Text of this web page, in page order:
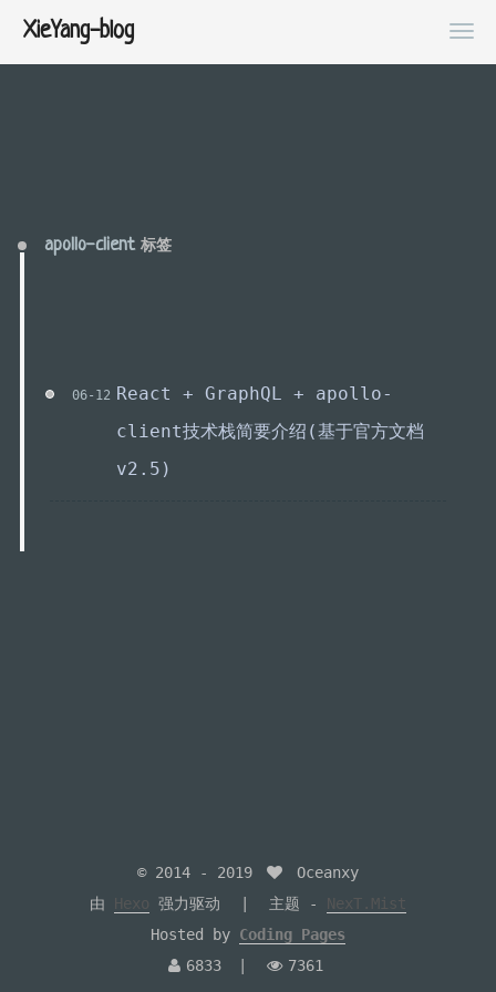
XieYang-blog
apollo-client 标签
React + GraphQL + apollo-
client技术栈简要介绍(基于官方文档
v2.5)
06-12
© 2014 - 2019
Oceanxy
由 Hexo 强力驱动 主题 - NexT.Mist
Hosted by Coding Pages
6833
7361